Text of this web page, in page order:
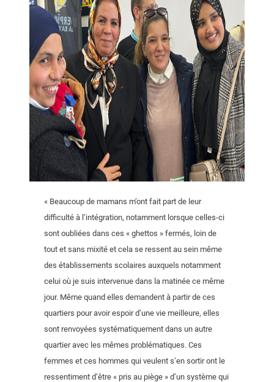
« Beaucoup de mamans m’ont fait part de leur
difficulté à l’intégration, notamment lorsque celles-ci
sont oubliées dans ces « ghettos » fermés, loin de
tout et sans mixité et cela se ressent au sein même
des établissements scolaires auxquels notamment
celui où je suis intervenue dans la matinée ce même
jour. Même quand elles demandent à partir de ces
quartiers pour avoir espoir d’une vie meilleure, elles
sont renvoyées systématiquement dans un autre
quartier avec les mêmes problématiques. Ces
femmes et ces hommes qui veulent s’en sortir ont le
ressentiment d’être « pris au piège » d’un système qui